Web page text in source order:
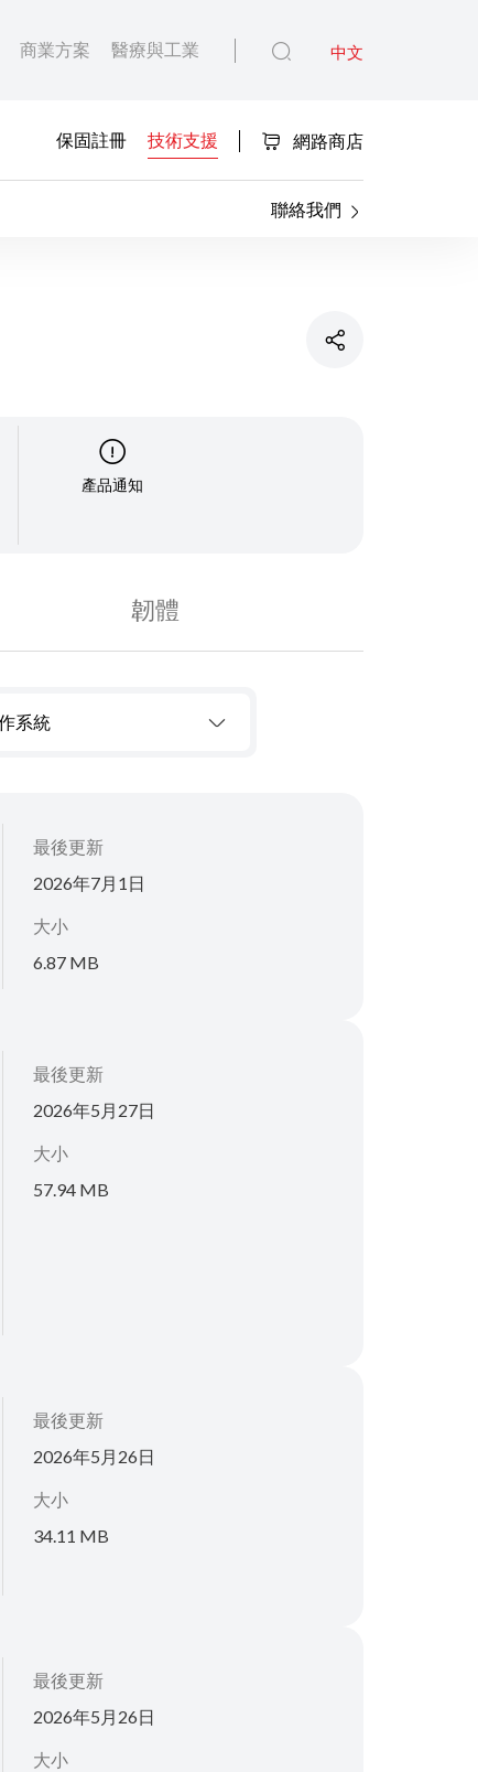
商業方案 醫療與工業 中文
保固註冊 技術支援 網路商店
聯絡我們
產品通知
韌體
系統
最後更新
2026年7月1日
大小
6.87 MB
最後更新
2026年5月27日
大小
57.94 MB
最後更新
2026年5月26日
大小
34.11 MB
最後更新
2026年5月26日
大小